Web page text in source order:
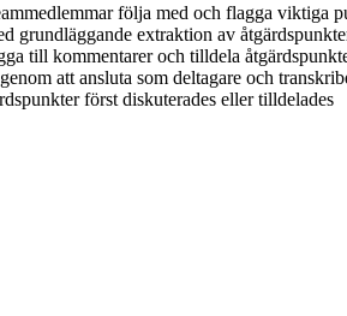
följa med och flagga viktiga
grundläggande extraktion av
till kommentarer och tilldela
att ansluta som deltagare och
först diskuterades eller tilldelades